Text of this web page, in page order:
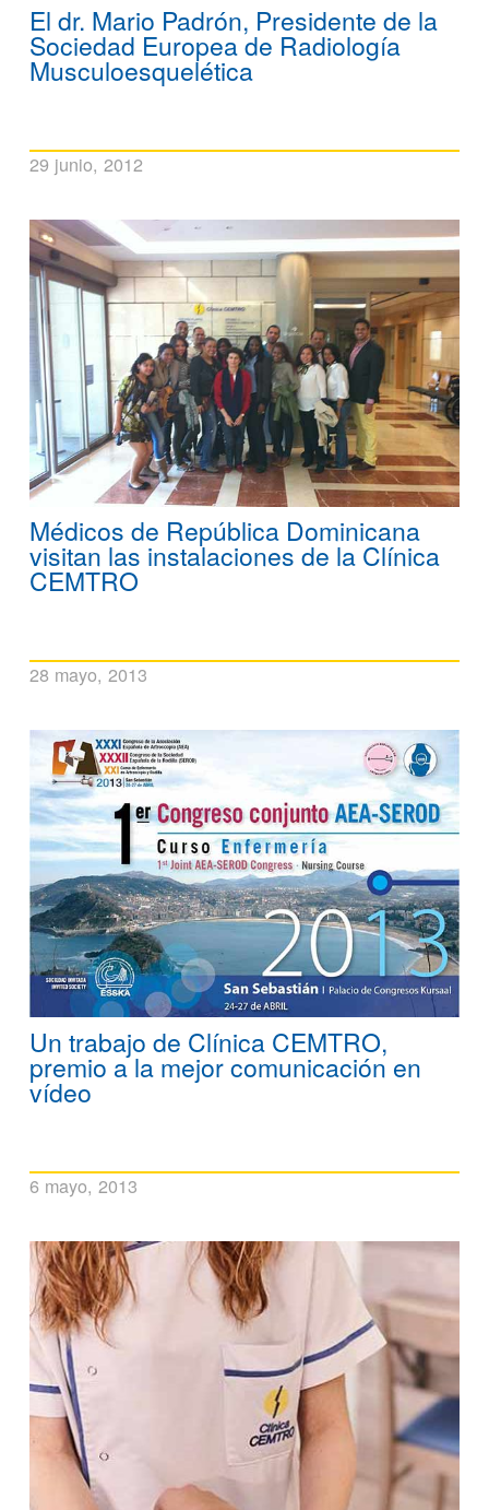
El dr. Mario Padrón, Presidente de la
Sociedad Europea de Radiología
Musculoesquelética
29 junio, 2012
Médicos de República Dominicana
visitan las instalaciones de la Clínica
CEMTRO
28 mayo, 2013
Un trabajo de Clínica CEMTRO,
premio a la mejor comunicación en
vídeo
6 mayo, 2013